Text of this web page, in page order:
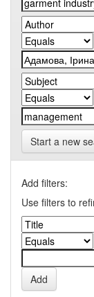
Start a new
Add filters:
Use filters to